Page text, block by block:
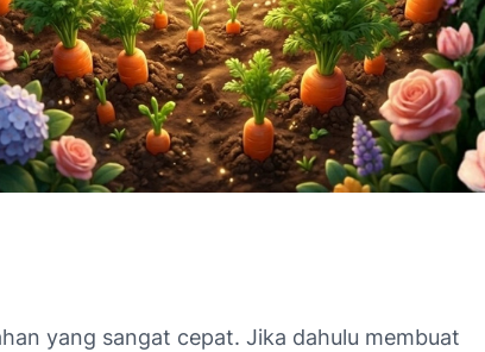
yang sangat cepat. Jika dahulu membuat